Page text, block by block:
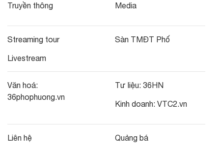
Truyền thông Media
Streaming tour
Livestream
Sàn TMĐT Phố
Văn hoá:
36phophuong.vn
Tư liệu: 36HN
Kinh doanh: VTC2.vn
Liên hệ Quảng bá